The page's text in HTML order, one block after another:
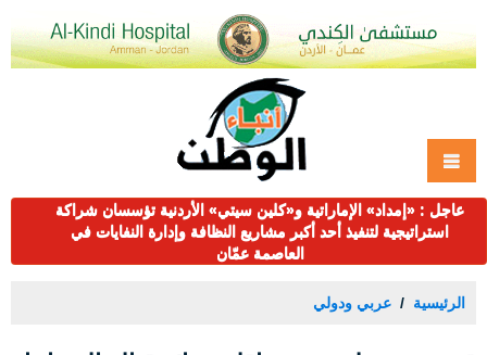
عاجل : «إمداد» الإماراتية و«كلين سيتي» الأردنية تؤسسان شراكة
استراتيجية لتنفيذ أحد أكبر مشاريع النظافة وإدارة النفايات في
العاصمة عمّان
الرئيسية عربي ودولي